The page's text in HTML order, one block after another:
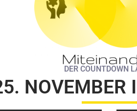
DER COUNTDOWN
NOVEMBER